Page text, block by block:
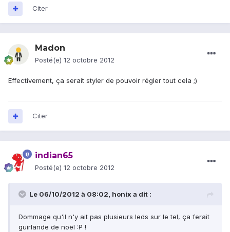
Citer
Madon
Posté(e) 12 octobre 2012
Effectivement, ça serait styler de pouvoir régler tout cela ;)
Citer
indian65
Posté(e) 12 octobre 2012
Le 06/10/2012 à 08:02, honix a dit :
Dommage qu'il n'y ait pas plusieurs leds sur le tel, ça ferait
guirlande de noël :P !